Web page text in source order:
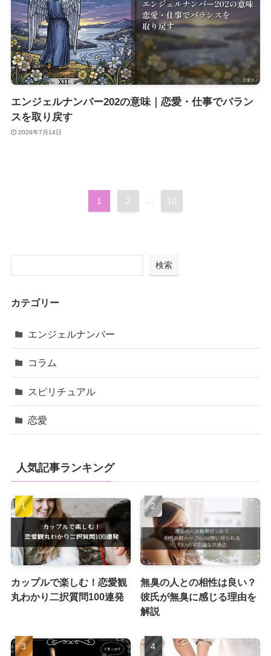
エンジェルナンバー202の意味｜恋愛・仕事でバラン
スを取り戻す
2026年7月14日
1 2 ... 10
検索
カテゴリー
エンジェルナンバー
コラム
スピリチュアル
恋愛
人気記事ランキング
カップルで楽しむ！恋愛観
丸わかり二択質問100連発
無臭の人との相性は良い？
彼氏が無臭に感じる理由を
解説